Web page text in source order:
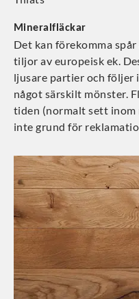
Mineralfläckar
Det kan förekomma
tiljor av europeisk ek.
ljusare partier och
något särskilt mönster.
tiden (normalt sett inom
inte grund för